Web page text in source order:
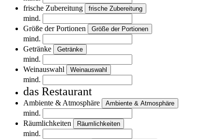
frische Zubereitung
frische Zubereitung
mind.
Größe der Portionen
Größe der Portionen
mind.
Getränke
Getränke
mind.
Weinauswahl
Weinauswahl
mind.
das Restaurant
Ambiente & Atmosphäre Ambiente & Atmosphäre
mind.
Räumlichkeiten
Räumlichkeiten
mind.